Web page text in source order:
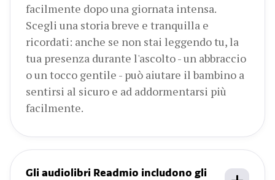
facilmente dopo una giornata intensa.
Scegli una storia breve e tranquilla e
ricordati: anche se non stai leggendo tu, la
tua presenza durante l'ascolto - un abbraccio
o un tocco gentile - può aiutare il bambino a
sentirsi al sicuro e ad addormentarsi più
facilmente.
Gli audiolibri Readmio includono gli